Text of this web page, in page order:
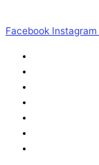
Facebook Instagram